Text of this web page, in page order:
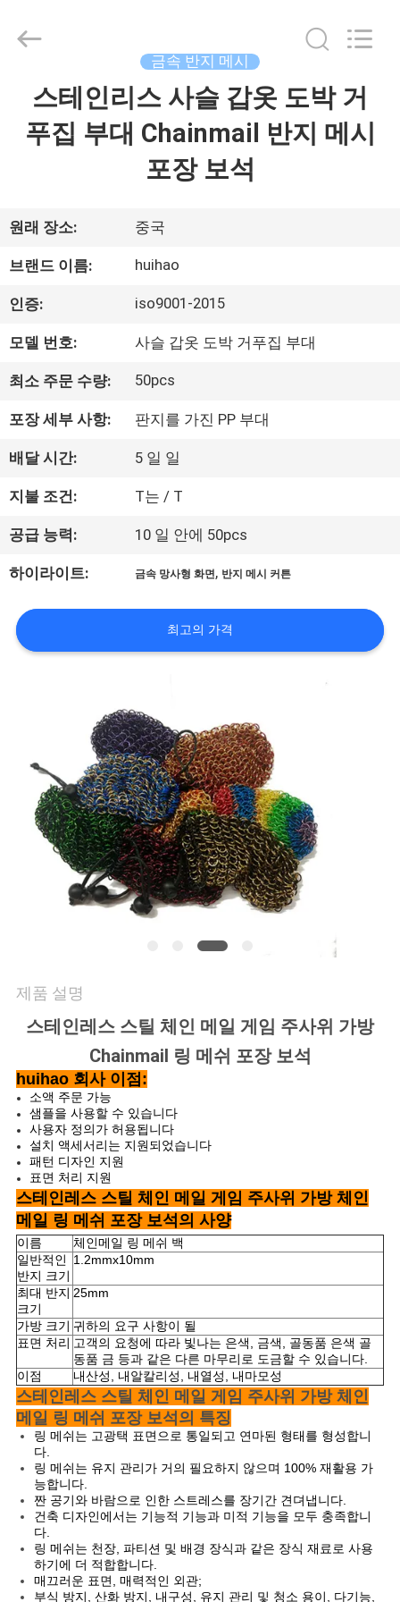
우
리
에
공
장
투
어
뉴
사
건
사
이
트
맵
PRIVACY
POLICY
2026
Reserved.
금속 반지 메시
스테인리스 사슬 갑옷 도박 거
푸집 부대 Chainmail 반지 메시
포장 보석
원래 장소: 중국
브랜드 이름: huihao
인증: iso9001-2015
모델 번호: 사슬 갑옷 도박 거푸집 부대
최소 주문 수량: 50pcs
포장 세부 사항: 판지를 가진 PP 부대
배달 시간: 5 일 일
지불 조건: T는 / T
공급 능력: 10 일 안에 50pcs
하이라이트: 금속 망사형 화면, 반지 메시 커튼
최고의 가격
제품 설명
스테인레스 스틸 체인 메일 게임 주사위 가방
Chainmail 링 메쉬 포장 보석
huihao 회사 이점:
소액 주문 가능
샘플을 사용할 수 있습니다
사용자 정의가 허용됩니다
설치 액세서리는 지원되었습니다
패턴 디자인 지원
표면 처리 지원
스테인레스 스틸 체인 메일 게임 주사위 가방 체인
메일 링 메쉬 포장 보석의 사양
이름
체인메일 링 메쉬 백
일반적인
반지 크기
1.2mmx10mm
최대 반지
크기
25mm
가방 크기 귀하의 요구 사항이 될
표면 처리 고객의 요청에 따라 빛나는 은색, 금색, 골동품 은색 골
동품 금 등과 같은 다른 마무리로 도금할 수 있습니다.
이점
내산성, 내알칼리성, 내열성, 내마모성
스테인레스 스틸 체인 메일 게임 주사위 가방 체인
메일 링 메쉬 포장 보석의 특징
링 메쉬는 고광택 표면으로 통일되고 연마된 형태를 형성합니
다.
링 메쉬는 유지 관리가 거의 필요하지 않으며 100% 재활용 가
능합니다.
짠 공기와 바람으로 인한 스트레스를 장기간 견뎌냅니다.
건축 디자인에서는 기능적 기능과 미적 기능을 모두 충족합니
다.
링 메쉬는 천장, 파티션 및 배경 장식과 같은 장식 재료로 사용
하기에 더 적합합니다.
매끄러운 표면, 매력적인 외관;
부식 방지, 산화 방지, 내구성, 유지 관리 및 청소 용이, 다기능,